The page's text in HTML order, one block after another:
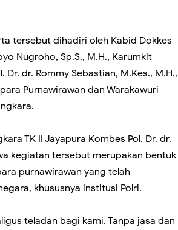
tersebut dihadiri oleh Kabid Dokkes
Nugroho, Sp.S., M.H., Karumkit
Dr. dr. Rommy Sebastian, M.Kes., M.H.,
Purnawirawan dan Warakawuri
TK II Jayapura Kombes Pol. Dr. dr.
kegiatan tersebut merupakan bentuk
purnawirawan yang telah
khususnya institusi Polri.
teladan bagi kami. Tanpa jasa dan